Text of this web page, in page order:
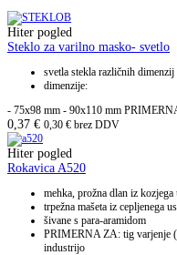
Hiter pogled
Steklo za varilno masko- svetlo
svetla stekla različnih dimenzij
dimenzije:
- 75x98 mm - 90x110 mm
0,37 € 0,30 € brez DDV
Hiter pogled
Rokavica A520
mehka, prožna dlan iz kozjega
trpežna mašeta iz cepljenega
šivane s para-aramidom
PRIMERNA ZA: tig varjenje
industrijo